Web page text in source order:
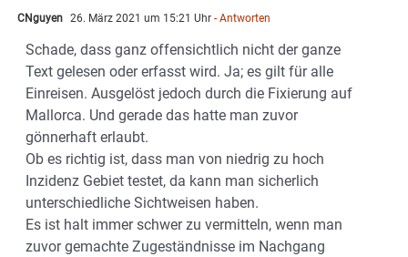
CNguyen 26. März 2021 um 15:21 Uhr - Antworten
Schade, dass ganz offensichtlich nicht der ganze
Text gelesen oder erfasst wird. Ja; es gilt für alle
Einreisen. Ausgelöst jedoch durch die Fixierung auf
Mallorca. Und gerade das hatte man zuvor
gönnerhaft erlaubt.
Ob es richtig ist, dass man von niedrig zu hoch
Inzidenz Gebiet testet, da kann man sicherlich
unterschiedliche Sichtweisen haben.
Es ist halt immer schwer zu vermitteln, wenn man
zuvor gemachte Zugeständnisse im Nachgang